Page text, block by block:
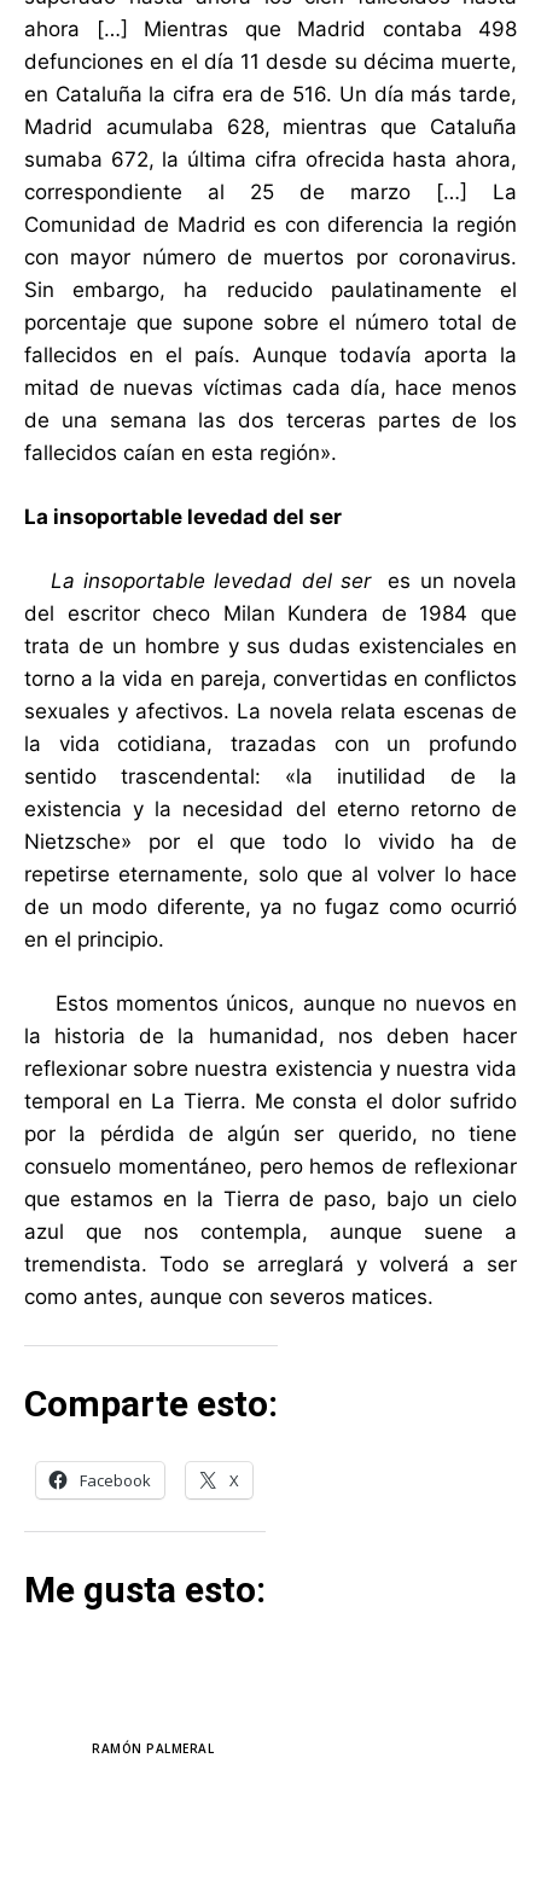
ahora […] Mientras que Madrid contaba 498
defunciones en el día 11 desde su décima muerte,
en Cataluña la cifra era de 516. Un día más tarde,
Madrid acumulaba 628, mientras que Cataluña
sumaba 672, la última cifra ofrecida hasta ahora,
correspondiente al 25 de marzo […] La
Comunidad de Madrid es con diferencia la región
con mayor número de muertos por coronavirus.
Sin embargo, ha reducido paulatinamente el
porcentaje que supone sobre el número total de
fallecidos en el país. Aunque todavía aporta la
mitad de nuevas víctimas cada día, hace menos
de una semana las dos terceras partes de los
fallecidos caían en esta región».
La insoportable levedad del ser
La insoportable levedad del seres un novela
del escritor checo Milan Kundera de 1984 que
trata de un hombre y sus dudas existenciales en
torno a la vida en pareja, convertidas en conflictos
sexuales y afectivos. La novela relata escenas de
la vida cotidiana, trazadas con un profundo
sentido trascendental: «la inutilidad de la
existencia y la necesidad del eterno retorno de
Nietzsche» por el que todo lo vivido ha de
repetirse eternamente, solo que al volver lo hace
de un modo diferente, ya no fugaz como ocurrió
en el principio.
Estos momentos únicos, aunque no nuevos en
la historia de la humanidad, nos deben hacer
reflexionar sobre nuestra existencia y nuestra vida
temporal en La Tierra. Me consta el dolor sufrido
por la pérdida de algún ser querido, no tiene
consuelo momentáneo, pero hemos de reflexionar
que estamos en la Tierra de paso, bajo un cielo
azul que nos contempla, aunque suene a
tremendista. Todo se arreglará y volverá a ser
como antes, aunque con severos matices.
Comparte esto:
Facebook X
Me gusta esto:
RAMÓN PALMERAL